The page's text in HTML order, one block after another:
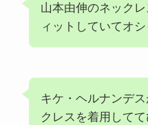
山本由伸のネック
ィットしていてオシ
キケ・ヘルナンデ
クレスを着用してて